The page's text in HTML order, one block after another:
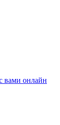
вами онлайн